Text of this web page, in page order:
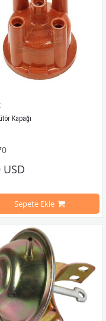
İle Uyumludur
Uyumludur
Kapağı
Yılları Arasındaki
1979 Yılları Arasındaki T2
T2 B Kasa İle Uyumludur
1979 Yılları Arasındaki
USD
Sepete Ekle